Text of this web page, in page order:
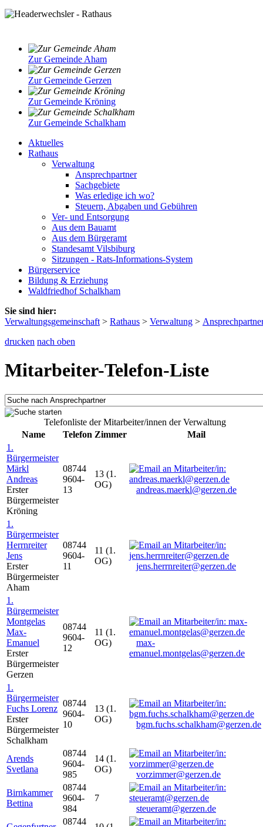
Zur Gemeinde Aham
Zur Gemeinde Gerzen
Zur Gemeinde Kröning
Zur Gemeinde Schalkham
Aktuelles
Rathaus
Verwaltung
Ansprechpartner
Sachgebiete
Was erledige ich wo?
Steuern, Abgaben und Gebühren
Ver- und Entsorgung
Aus dem Bauamt
Aus dem Bürgeramt
Standesamt Vilsbiburg
Sitzungen - Rats-Informations-System
Bürgerservice
Bildung & Erziehung
Waldfriedhof Schalkham
Sie sind hier:
Verwaltungsgemeinschaft > Rathaus > Verwaltung >
drucken nach oben
Mitarbeiter-Telefon-Liste
Telefonliste der Mitarbeiter/innen der Verwaltung
Name
Telefon Zimmer
Mail
1.
Bürgermeister
Märkl
Andreas
Erster
Bürgermeister
Kröning
08744
9604-
13
13 (1.
OG)
andreas.maerkl@gerzen.de
1.
Bürgermeister
Herrnreiter
Jens
Erster
Bürgermeister
Aham
08744
9604-
11
11 (1.
OG)
jens.herrnreiter@gerzen.de
1.
Bürgermeister
Montgelas
Max-
Emanuel
Erster
Bürgermeister
Gerzen
08744
9604-
12
11 (1.
OG)
max-
emanuel.montgelas@gerzen.de
1.
Bürgermeister
Fuchs Lorenz
Erster
Bürgermeister
Schalkham
08744
9604-
10
13 (1.
OG)
bgm.fuchs.schalkham@gerzen.de
Arends
Svetlana
08744
9604-
985
14 (1.
OG)
vorzimmer@gerzen.de
Birnkammer
Bettina
08744
9604-
984
7
steueramt@gerzen.de
08744